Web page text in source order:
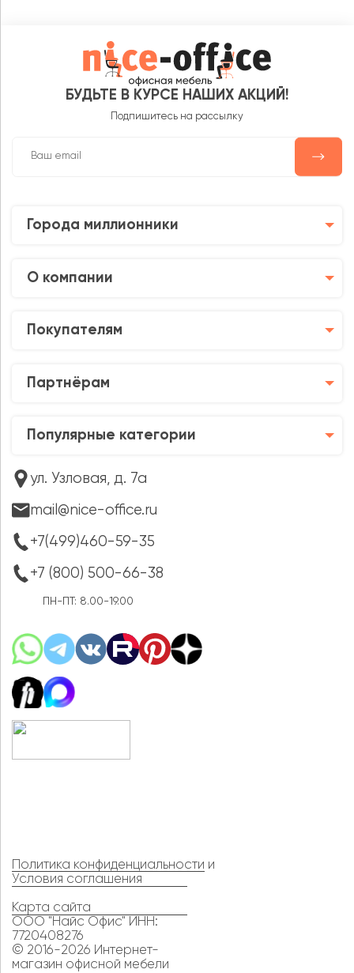
БУДЬТЕ В КУРСЕ НАШИХ АКЦИЙ!
Подпишитесь на рассылку
Города миллионники
О компании
Покупателям
Партнёрам
Популярные категории
ул. Узловая, д. 7а
mail@nice-office.ru
+7(499)460-59-35
+7 (800) 500-66-38
ПН-ПТ: 8.00-19.00
Политика конфиденциальности и
Условия соглашения
Карта сайта
ООО "Найс Офис" ИНН:
7720408276
© 2016-2026 Интернет-
магазин офисной мебели